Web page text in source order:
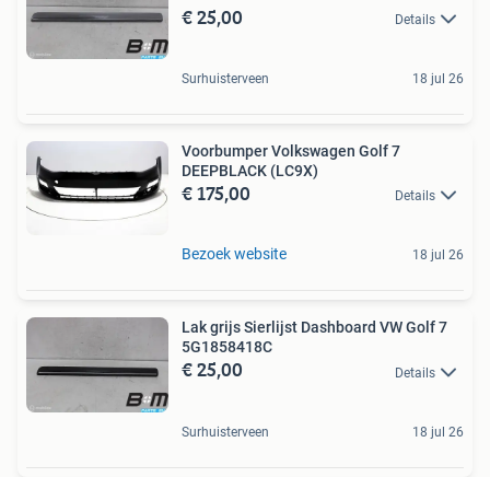
€ 25,00 Details
Surhuisterveen 18 jul 26
Voorbumper Volkswagen Golf 7
DEEPBLACK (LC9X)
€ 175,00 Details
Bezoek website 18 jul 26
Lak grijs Sierlijst Dashboard VW Golf 7
5G1858418C
€ 25,00 Details
Surhuisterveen 18 jul 26